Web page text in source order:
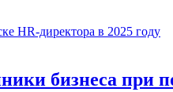
бизнеса при